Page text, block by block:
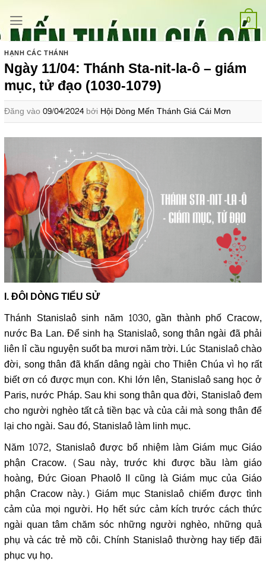
qua
nội
dung
0
HẠNH CÁC THÁNH
Ngày 11/04: Thánh Sta-nit-la-ô – giám
mục, tử đạo (1030-1079)
Đăng vào 09/04/2024 bởi Hội Dòng Mến Thánh Giá Cái Mơn
I. ĐÔI DÒNG TIỂU SỬ
Thánh Stanislaô sinh năm 1030, gần thành phố Cracow,
nước Ba Lan. Để sinh hạ Stanislaô, song thân ngài đã phải
liên lỉ cầu nguyện suốt ba mươi năm trời. Lúc Stanislaô chào
đời, song thân đã khấn dâng ngài cho Thiên Chúa vì họ rất
biết ơn có được mụn con. Khi lớn lên, Stanislaô sang học ở
Paris, nước Pháp. Sau khi song thân qua đời, Stanislaô đem
cho người nghèo tất cả tiền bạc và của cải mà song thân để
lại cho ngài. Sau đó, Stanislaô làm linh mục.
Năm 1072, Stanislaô được bổ nhiệm làm Giám mục Giáo
phận Cracow. (Sau này, trước khi được bầu làm giáo
hoàng, Đức Gioan Phaolô II cũng là Giám mục của Giáo
phận Cracow này.) Giám mục Stanislaô chiếm được tình
cảm của mọi người. Họ hết sức cảm kích trước cách thức
ngài quan tâm chăm sóc những người nghèo, những quả
phụ và các trẻ mồ côi. Chính Stanislaô thường hay tiếp đãi
phục vụ họ.